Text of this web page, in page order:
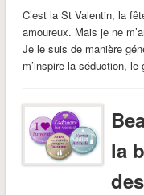
C’est la St Valentin, la
amoureux. Mais je ne
Je le suis de manière
m’inspire la séduction,
la